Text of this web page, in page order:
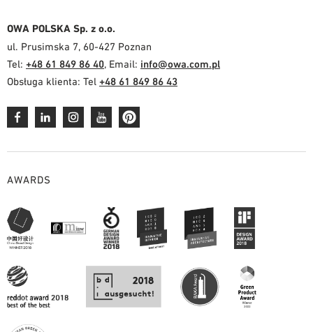
OWA POLSKA Sp. z o.o.
ul. Prusimska 7, 60-427 Poznan
Tel: +48 61 849 86 40, Email: info@owa.com.pl
Obsługa klienta: Tel +48 61 849 86 43
AWARDS